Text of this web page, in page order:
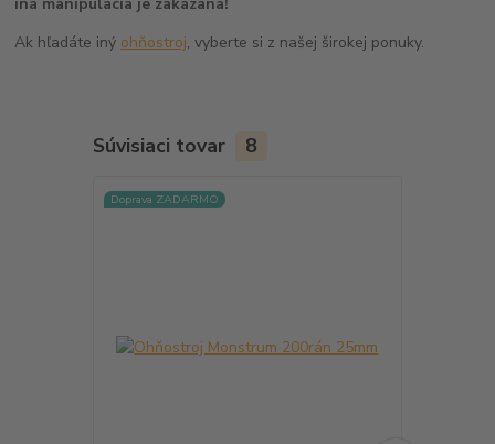
Ak hľadáte iný ohňostroj, vyberte si z našej širokej ponuky.
Súvisiaci tovar 8
Doprava ZADARMO